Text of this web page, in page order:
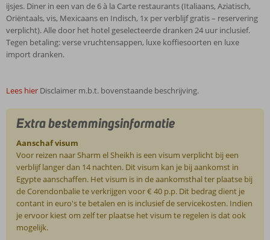
ijsjes. Diner in een van de 6 à la Carte restaurants (Italiaans, Aziatisch,
Oriëntaals, vis, Mexicaans en Indisch, 1x per verblijf gratis – reservering
verplicht). Alle door het hotel geselecteerde dranken 24 uur inclusief.
Tegen betaling: verse vruchtensappen, luxe koffiesoorten en luxe
import dranken.
Lees hier Disclaimer m.b.t. bovenstaande beschrijving.
Extra bestemmingsinformatie
Aanschaf visum
Voor reizen naar Sharm el Sheikh is een visum verplicht bij een
verblijf langer dan 14 nachten. Dit visum kan je bij aankomst in
Egypte aanschaffen. Het visum is in de aankomsthal ter plaatse bij
de Corendonbalie te verkrijgen voor € 40 p.p. Dit bedrag dient je
contant in euro's te betalen en is inclusief de servicekosten. Indien
je ervoor kiest om zelf ter plaatse het visum te regelen is dat ook
mogelijk.